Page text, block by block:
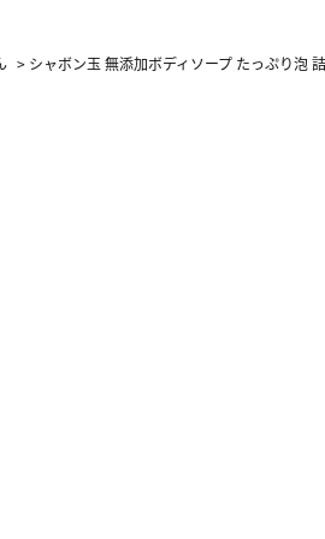
> シャボン玉 無添加ボディソープ たっぷり泡